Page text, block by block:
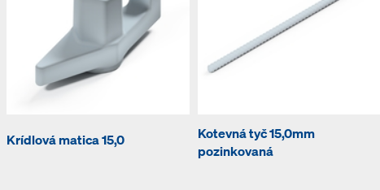
Krídlová matica 15,0
Kotevná tyč 15,0mm
pozinkovaná